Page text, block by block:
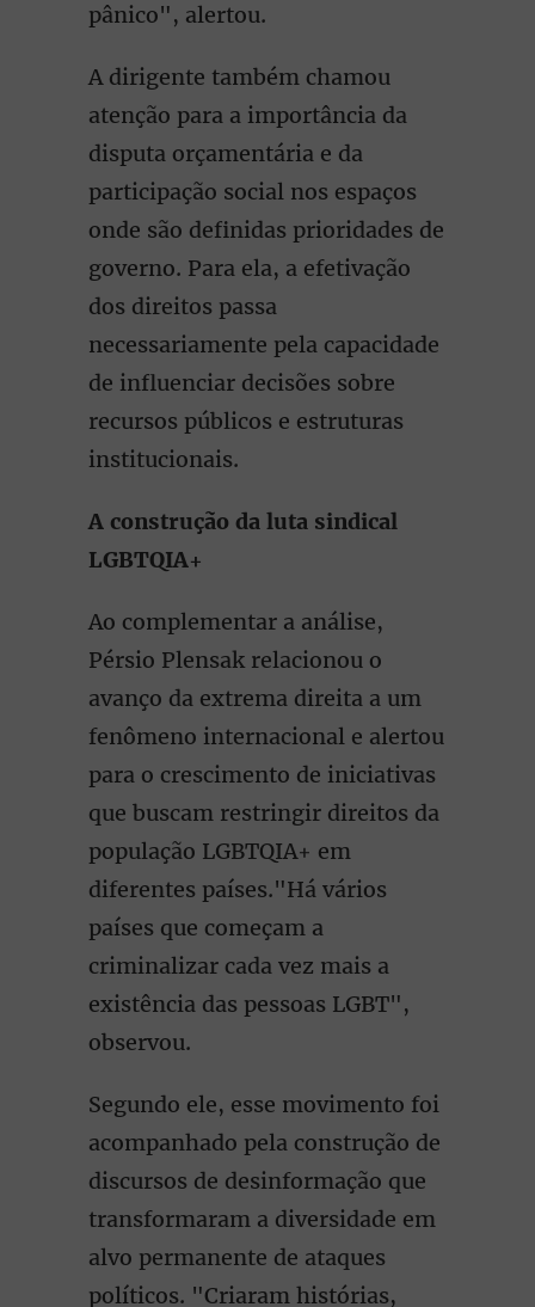
pânico", alertou.
A dirigente também chamou
atenção para a importância da
disputa orçamentária e da
participação social nos espaços
onde são definidas prioridades de
governo. Para ela, a efetivação
dos direitos passa
necessariamente pela capacidade
de influenciar decisões sobre
recursos públicos e estruturas
institucionais.
A construção da luta sindical
LGBTQIA+
Ao complementar a análise,
Pérsio Plensak relacionou o
avanço da extrema direita a um
fenômeno internacional e alertou
para o crescimento de iniciativas
que buscam restringir direitos da
população LGBTQIA+ em
diferentes países."Há vários
países que começam a
criminalizar cada vez mais a
existência das pessoas LGBT",
observou.
Segundo ele, esse movimento foi
acompanhado pela construção de
discursos de desinformação que
transformaram a diversidade em
alvo permanente de ataques
políticos. "Criaram histórias,